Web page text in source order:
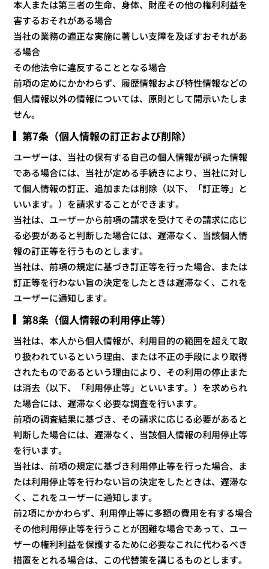
本人または第三者の生命、身体、財産その他の権利利益を
害するおそれがある場合
当社の業務の適正な実施に著しい支障を及ぼすおそれがあ
る場合
その他法令に違反することとなる場合
前項の定めにかかわらず、履歴情報および特性情報などの
個人情報以外の情報については、原則として開示いたしま
せん。
第7条（個人情報の訂正および削除）
ユーザーは、当社の保有する自己の個人情報が誤った情報
である場合には、当社が定める手続きにより、当社に対し
て個人情報の訂正、追加または削除（以下、「訂正等」と
いいます。）を請求することができます。
当社は、ユーザーから前項の請求を受けてその請求に応じ
る必要があると判断した場合には、遅滞なく、当該個人情
報の訂正等を行うものとします。
当社は、前項の規定に基づき訂正等を行った場合、または
訂正等を行わない旨の決定をしたときは遅滞なく、これを
ユーザーに通知します。
第8条（個人情報の利用停止等）
当社は、本人から個人情報が、利用目的の範囲を超えて取
り扱われているという理由、または不正の手段により取得
されたものであるという理由により、その利用の停止また
は消去（以下、「利用停止等」といいます。）を求められ
た場合には、遅滞なく必要な調査を行います。
前項の調査結果に基づき、その請求に応じる必要があると
判断した場合には、遅滞なく、当該個人情報の利用停止等
を行います。
当社は、前項の規定に基づき利用停止等を行った場合、ま
たは利用停止等を行わない旨の決定をしたときは、遅滞な
く、これをユーザーに通知します。
前2項にかかわらず、利用停止等に多額の費用を有する場合
その他利用停止等を行うことが困難な場合であって、ユー
ザーの権利利益を保護するために必要なこれに代わるべき
措置をとれる場合は、この代替策を講じるものとします。